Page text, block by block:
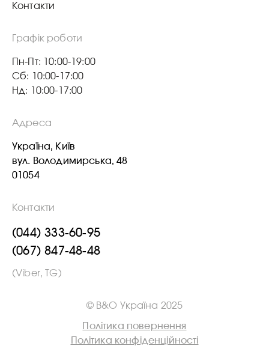
Контакти
Графік роботи
Пн-Пт: 10:00-19:00
Сб: 10:00-17:00
Нд: 10:00-17:00
Адреса
Україна, Київ
вул. Володимирська, 48
01054
Контакти
(044) 333-60-95
(067) 847-48-48
(Viber, TG)
© B&O Україна 2025
Політика повернення
Політика конфіденційності